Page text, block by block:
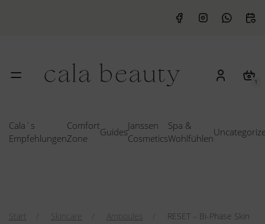
1
Cala`s
Empfehlungen
Comfort
Zone
Guides
Janssen
Cosmetics
Spa &
Wohlfühlen
Start Skincare Ampoules
RESET – Bi-Phase Skin